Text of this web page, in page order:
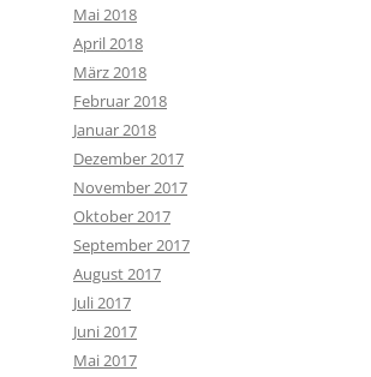
Mai 2018
April 2018
März 2018
Februar 2018
Januar 2018
Dezember 2017
November 2017
Oktober 2017
September 2017
August 2017
Juli 2017
Juni 2017
Mai 2017